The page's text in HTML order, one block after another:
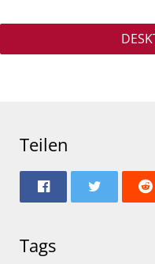
Teilen
Tags